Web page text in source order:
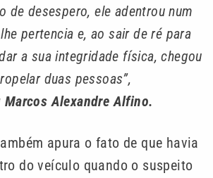
de desespero, ele adentrou num
pertencia e, ao sair de ré para
a sua integridade física, chegou
duas pessoas”,
Marcos Alexandre Alfino.
apura o fato de que havia
do veículo quando o suspeito